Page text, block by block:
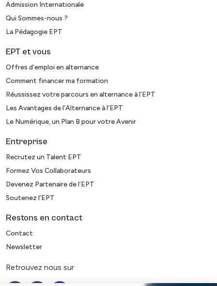
Admission Internationale
Qui Sommes-nous ?
La Pédagogie EPT
EPT et vous
Offres d’emploi en alternance
Comment financer ma formation
Réussissez votre parcours en alternance à l’EPT
Les Avantages de l’Alternance à l’EPT
Le Numérique, un Plan B pour votre Avenir
Entreprise
Recrutez un Talent EPT
Formez Vos Collaborateurs
Devenez Partenaire de l’EPT
Soutenez l’EPT
Restons en contact
Contact
Newsletter
Retrouvez nous sur